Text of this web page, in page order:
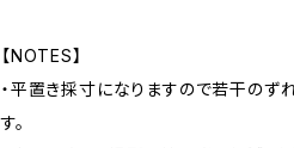
【NOTES】
・平置き採寸になりますので若干のず
す。